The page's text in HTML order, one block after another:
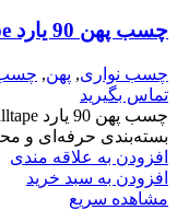
چسب پهن 90 یارد alltape
چسب نواری, پهن,
تماس بگیرید
بسته‌بندی حرفه‌ای و
افزودن به علاقه مندی
افزودن به سبد خرید
مشاهده سریع